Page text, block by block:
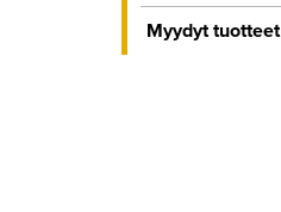
Myydyt tuotteet